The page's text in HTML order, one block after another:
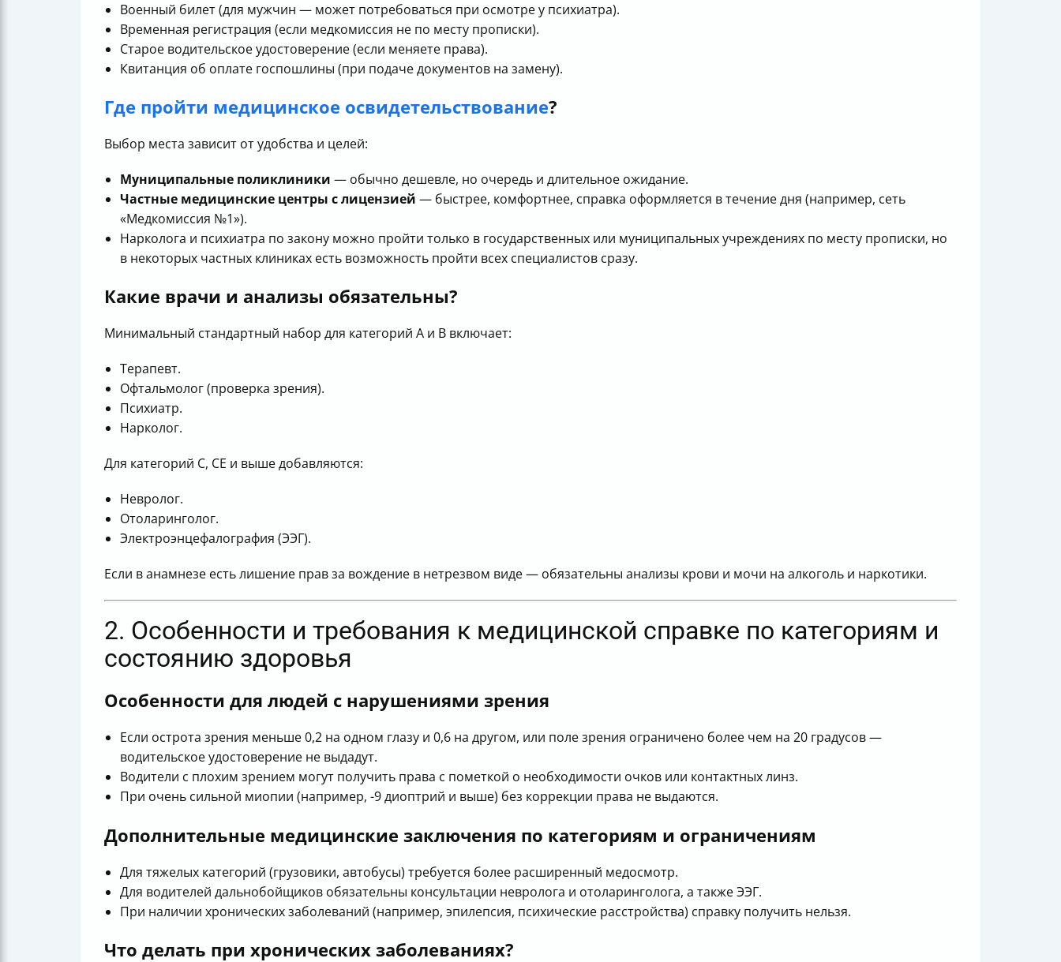
Военный билет (для мужчин — может потребоваться при осмотре у психиатра).
Временная регистрация (если медкомиссия не по месту прописки).
Старое водительское удостоверение (если меняете права).
Квитанция об оплате госпошлины (при подаче документов на замену).
Где пройти медицинское освидетельствование?
Выбор места зависит от удобства и целей:
Муниципальные поликлиники — обычно дешевле, но очередь и длительное ожидание.
Частные медицинские центры с лицензией — быстрее, комфортнее, справка оформляется в течение дня (например, сеть
«Медкомиссия №1»).
Нарколога и психиатра по закону можно пройти только в государственных или муниципальных учреждениях по месту прописки, но
в некоторых частных клиниках есть возможность пройти всех специалистов сразу.
Какие врачи и анализы обязательны?
Минимальный стандартный набор для категорий А и В включает:
Терапевт.
Офтальмолог (проверка зрения).
Психиатр.
Нарколог.
Для категорий C, CE и выше добавляются:
Невролог.
Отоларинголог.
Электроэнцефалография (ЭЭГ).
Если в анамнезе есть лишение прав за вождение в нетрезвом виде — обязательны анализы крови и мочи на алкоголь и наркотики.
2. Особенности и требования к медицинской справке по категориям и
состоянию здоровья
Особенности для людей с нарушениями зрения
Если острота зрения меньше 0,2 на одном глазу и 0,6 на другом, или поле зрения ограничено более чем на 20 градусов —
водительское удостоверение не выдадут.
Водители с плохим зрением могут получить права с пометкой о необходимости очков или контактных линз.
При очень сильной миопии (например, -9 диоптрий и выше) без коррекции права не выдаются.
Дополнительные медицинские заключения по категориям и ограничениям
Для тяжелых категорий (грузовики, автобусы) требуется более расширенный медосмотр.
Для водителей дальнобойщиков обязательны консультации невролога и отоларинголога, а также ЭЭГ.
При наличии хронических заболеваний (например, эпилепсия, психические расстройства) справку получить нельзя.
Что делать при хронических заболеваниях?